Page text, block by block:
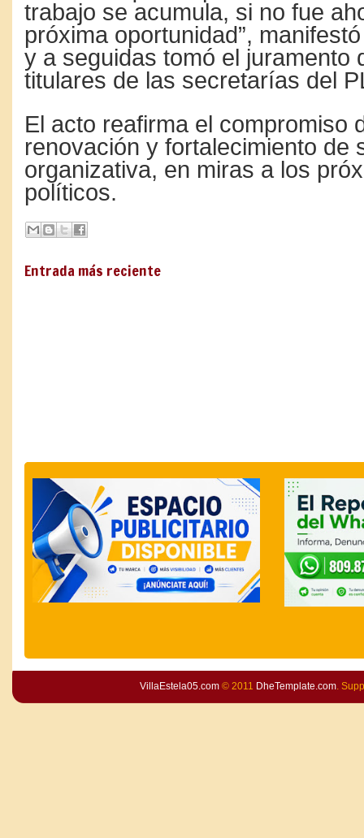
trabajo se acumula, si no fue
próxima oportunidad”,
y a seguidas tomó el juramento
titulares de las secretarías del
El acto reafirma el compromiso
renovación y fortalecimiento de
organizativa, en miras a los
políticos.
Entrada más reciente
VillaEstela05.com© 2011 DheTemplate.com.